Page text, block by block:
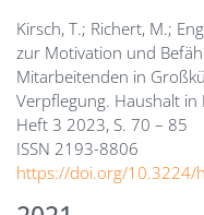
Kirsch, T.; Richert, M.;
zur Motivation und
Mitarbeitenden in
Verpflegung. Haushalt in
Heft 3 2023, S. 70 – 85
ISSN 2193-8806
https://doi.org/10.3224/